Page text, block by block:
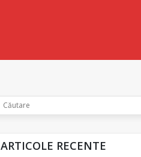
ARTICOLE RECENTE